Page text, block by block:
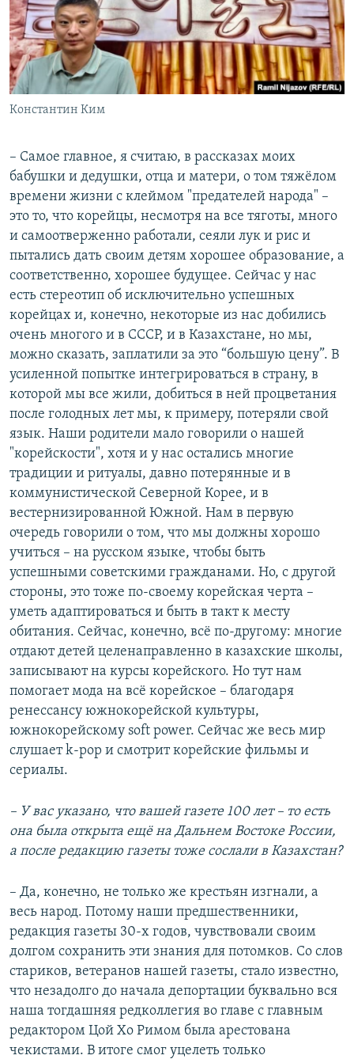
Константин Ким
– Самое главное, я считаю, в рассказах моих
бабушки и дедушки, отца и матери, о том тяжёлом
времени жизни с клеймом "предателей народа" –
это то, что корейцы, несмотря на все тяготы, много
и самоотверженно работали, сеяли лук и рис и
пытались дать своим детям хорошее образование, а
соответственно, хорошее будущее. Сейчас у нас
есть стереотип об исключительно успешных
корейцах и, конечно, некоторые из нас добились
очень многого и в СССР, и в Казахстане, но мы,
можно сказать, заплатили за это “большую цену”. В
усиленной попытке интегрироваться в страну, в
которой мы все жили, добиться в ней процветания
после голодных лет мы, к примеру, потеряли свой
язык. Наши родители мало говорили о нашей
"корейскости", хотя и у нас остались многие
традиции и ритуалы, давно потерянные и в
коммунистической Северной Корее, и в
вестернизированной Южной. Нам в первую
очередь говорили о том, что мы должны хорошо
учиться – на русском языке, чтобы быть
успешными советскими гражданами. Но, с другой
стороны, это тоже по-своему корейская черта –
уметь адаптироваться и быть в такт к месту
обитания. Сейчас, конечно, всё по-другому: многие
отдают детей целенаправленно в казахские школы,
записывают на курсы корейского. Но тут нам
помогает мода на всё корейское – благодаря
ренессансу южнокорейской культуры,
южнокорейскому soft power. Сейчас же весь мир
слушает k-pop и смотрит корейские фильмы и
сериалы.
– У вас указано, что вашей газете 100 лет – то есть
она была открыта ещё на Дальнем Востоке России,
а после редакцию газеты тоже сослали в Казахстан?
– Да, конечно, не только же крестьян изгнали, а
весь народ. Потому наши предшественники,
редакция газеты 30-х годов, чувствовали своим
долгом сохранить эти знания для потомков. Со слов
стариков, ветеранов нашей газеты, стало известно,
что незадолго до начала депортации буквально вся
наша тогдашняя редколлегия во главе с главным
редактором Цой Хо Римом была арестована
чекистами. В итоге смог уцелеть только